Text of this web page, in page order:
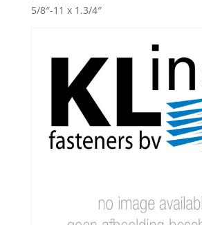
5/8″-11 x 1.3/4″